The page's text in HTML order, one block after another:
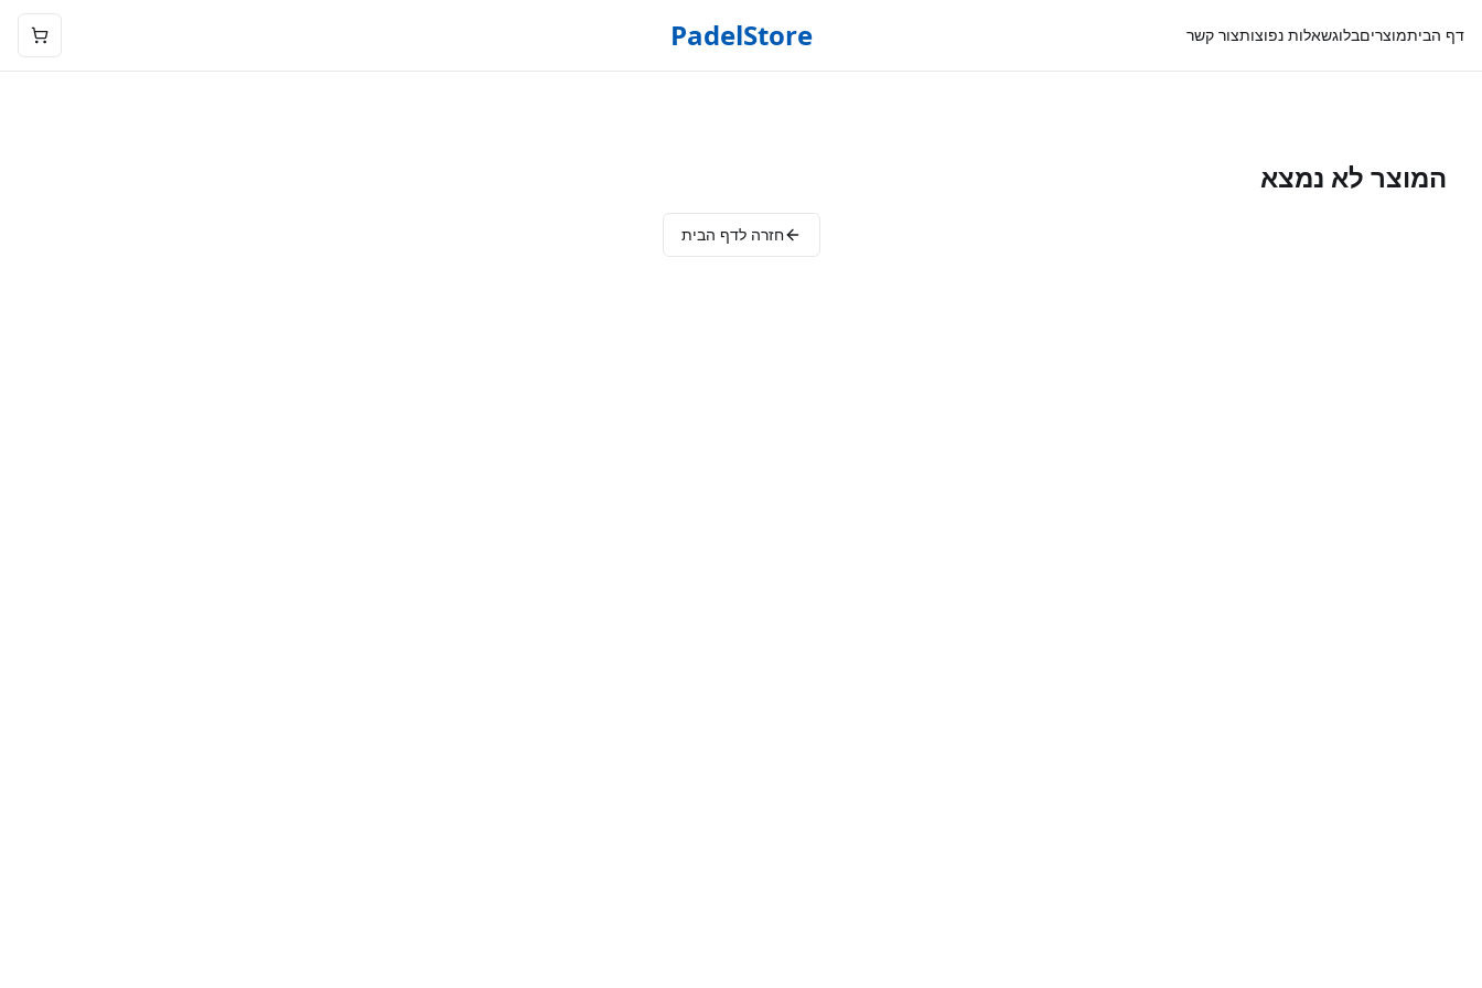
דף הביתמוצריםבלוגשאלות נפוצותצור קשר PadelStore
המוצר לא נמצא
חזרה לדף הבית